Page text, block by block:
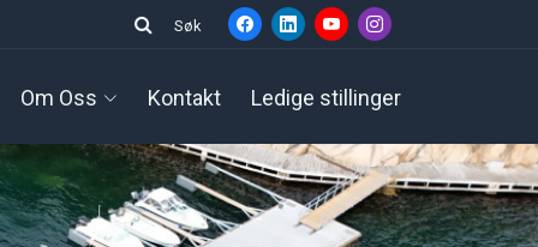
Søk
Om Oss Kontakt Ledige stillinger